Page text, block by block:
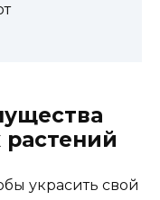
украсить свой